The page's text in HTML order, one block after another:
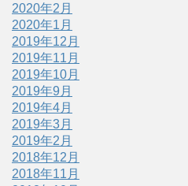
2020年2月
2020年1月
2019年12月
2019年11月
2019年10月
2019年9月
2019年4月
2019年3月
2019年2月
2018年12月
2018年11月